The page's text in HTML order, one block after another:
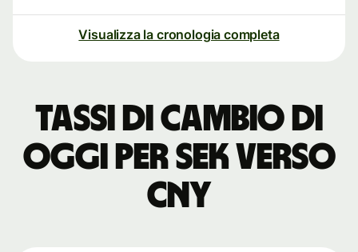
Visualizza la cronologia completa
Tassi di cambio di
oggi per SEK verso
CNY